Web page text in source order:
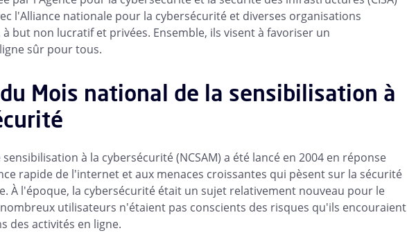
l'Alliance nationale pour la cybersécurité et diverses organisations
but non lucratif et privées. Ensemble, ils visent à favoriser un
sûr pour tous.
Mois national de la sensibilisation à
à la cybersécurité (NCSAM) a été lancé en 2004 en réponse
rapide de l'internet et aux menaces croissantes qui pèsent sur la sécurité
À l'époque, la cybersécurité était un sujet relativement nouveau pour le
utilisateurs n'étaient pas conscients des risques qu'ils encouraient
des activités en ligne.